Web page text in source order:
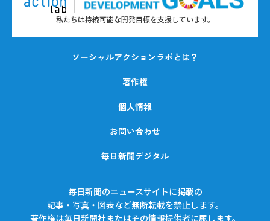
私たちは持続可能な開発目標を支援しています。
ソーシャルアクションラボとは？
著作権
個人情報
お問い合わせ
毎日新聞デジタル
毎日新聞のニュースサイトに掲載の
記事・写真・図表など無断転載を禁止します。
著作権は毎日新聞社またはその情報提供者に属します。